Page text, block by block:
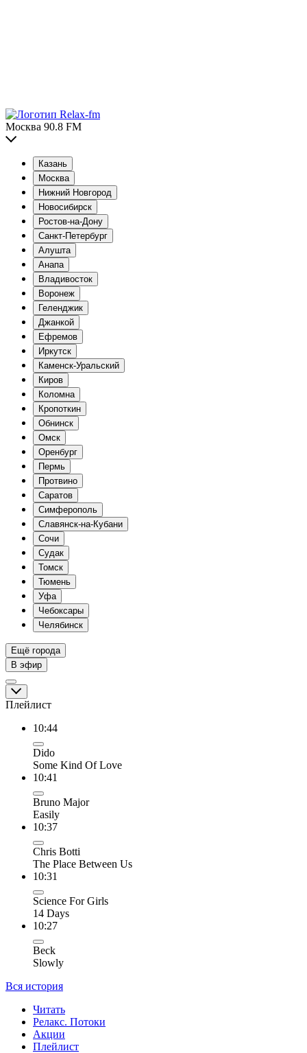
Москва 90.8 FM
Казань
Москва
Нижний Новгород
Новосибирск
Ростов-на-Дону
Санкт-Петербург
Алушта
Анапа
Владивосток
Воронеж
Геленджик
Джанкой
Ефремов
Иркутск
Каменск-Уральский
Киров
Коломна
Кропоткин
Обнинск
Омск
Оренбург
Пермь
Протвино
Саратов
Симферополь
Славянск-на-Кубани
Сочи
Судак
Томск
Тюмень
Уфа
Чебоксары
Челябинск
Ещё города
В эфир
Плейлист
10:44
Dido
Some Kind Of Love
10:41
Bruno Major
Easily
10:37
Chris Botti
The Place Between Us
10:31
Science For Girls
14 Days
10:27
Beck
Slowly
Вся история
Читать
Релакс. Потоки
Акции
Плейлист